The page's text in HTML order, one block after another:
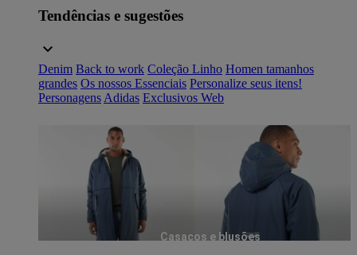
Tendências e sugestões
Denim Back to work Coleção Linho Homen tamanhos
grandes Os nossos Essenciais Personalize seus itens!
Personagens Adidas Exclusivos Web
Casacos e blusões